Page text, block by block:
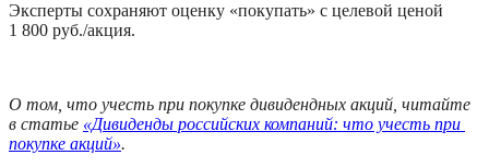
Эксперты сохраняют оценку «покупать» с целевой ценой
1 800 руб./акция.
О том, что учесть при покупке дивидендных акций, читайте
в статье «Дивиденды российских компаний: что учесть при
покупке акций».